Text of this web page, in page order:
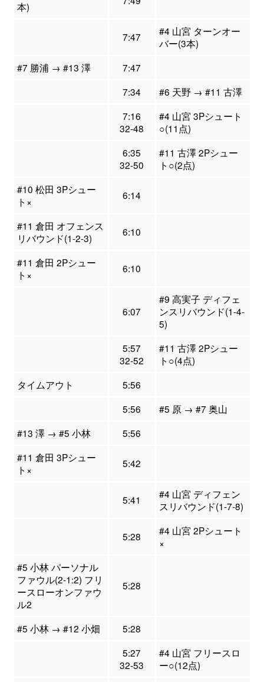
本)
7:47
#4 山宮 ターンオー
バー(3本)
#7 勝浦 → #13 澤
7:47
7:34
#6 天野 → #11 古澤
7:16
32-48
#4 山宮 3Pシュート
○(11点)
6:35
32-50
#11 古澤 2Pシュー
ト○(2点)
#10 松田 3Pシュー
ト×
6:14
#11 倉田 オフェンス
リバウンド(1-2-3)
6:10
#11 倉田 2Pシュー
ト×
6:10
6:07
#9 高実子 ディフェ
ンスリバウンド(1-4-
5)
5:57
32-52
#11 古澤 2Pシュー
ト○(4点)
タイムアウト
5:56
5:56
#5 原 → #7 奥山
#13 澤 → #5 小林
5:56
#11 倉田 3Pシュー
ト×
5:42
5:41
#4 山宮 ディフェン
スリバウンド(1-7-8)
5:28
#4 山宮 2Pシュート
×
#5 小林 パーソナル
ファウル(2-1:2) フリ
ースローオンファウ
ル2
5:28
#5 小林 → #12 小畑
5:28
5:27
32-53
#4 山宮 フリースロ
ー○(12点)